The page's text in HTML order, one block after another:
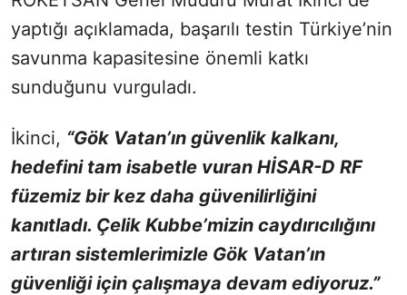
yaptığı açıklamada, başarılı testin Türkiye’nin
savunma kapasitesine önemli katkı
sunduğunu vurguladı.
İkinci, “Gök Vatan’ın güvenlik kalkanı,
hedefini tam isabetle vuran HİSAR-D RF
füzemiz bir kez daha güvenilirliğini
kanıtladı. Çelik Kubbe’mizin caydırıcılığını
artıran sistemlerimizle Gök Vatan’ın
güvenliği için çalışmaya devam ediyoruz.”